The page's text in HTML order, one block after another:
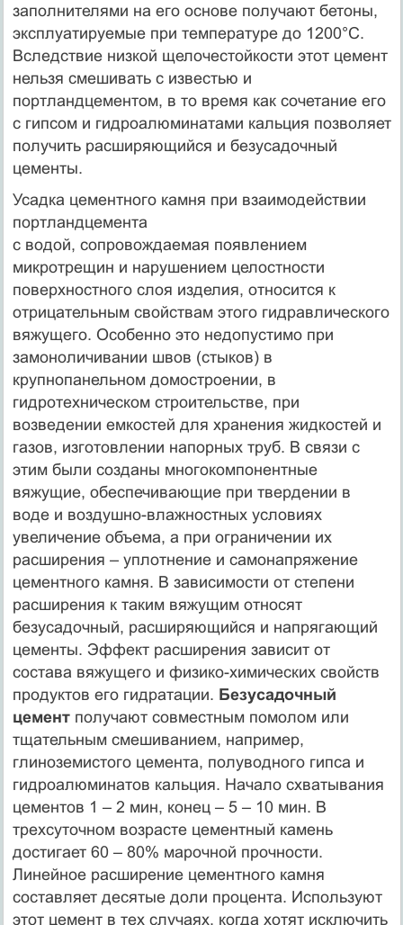
заполнителями на его основе получают бетоны,
эксплуатируемые при температуре до 1200°С.
Вследствие низкой щелочестойкости этот цемент
нельзя смешивать с известью и
портландцементом, в то время как сочетание его
с гипсом и гидроалюминатами кальция позволяет
получить расширяющийся и безусадочный
цементы.
Усадка цементного камня при взаимодействии
портландцемента
с водой, сопровождаемая появлением
микротрещин и нарушением целостности
поверхностного слоя изделия, относится к
отрицательным свойствам этого гидравлического
вяжущего. Особенно это недопустимо при
замоноличивании швов (стыков) в
крупнопанельном домостроении, в
гидротехническом строительстве, при
возведении емкостей для хранения жидкостей и
газов, изготовлении напорных труб. В связи с
этим были созданы многокомпонентные
вяжущие, обеспечивающие при твердении в
воде и воздушно-влажностных условиях
увеличение объема, а при ограничении их
расширения – уплотнение и самонапряжение
цементного камня. В зависимости от степени
расширения к таким вяжущим относят
безусадочный, расширяющийся и напрягающий
цементы. Эффект расширения зависит от
состава вяжущего и физико-химических свойств
продуктов его гидратации. Безусадочный
цементполучают совместным помолом или
тщательным смешиванием, например,
глиноземистого цемента, полуводного гипса и
гидроалюминатов кальция. Начало схватывания
цементов 1 – 2 мин, конец – 5 – 10 мин. В
трехсуточном возрасте цементный камень
достигает 60 – 80% марочной прочности.
Линейное расширение цементного камня
составляет десятые доли процента. Используют
этот цемент в тех случаях, когда хотят исключить